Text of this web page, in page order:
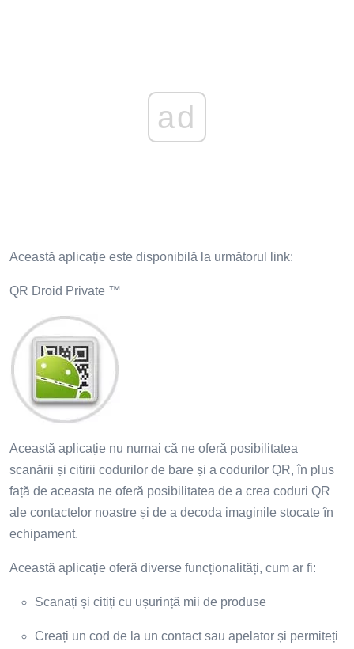
ad
Această aplicație este disponibilă la următorul link:
QR Droid Private ™
Această aplicație nu numai că ne oferă posibilitatea
scanării și citirii codurilor de bare și a codurilor QR, în plus
față de aceasta ne oferă posibilitatea de a crea coduri QR
ale contactelor noastre și de a decoda imaginile stocate în
echipament.
Această aplicație oferă diverse funcționalități, cum ar fi:
Scanați și citiți cu ușurință mii de produse
Creați un cod de la un contact sau apelator și permiteți